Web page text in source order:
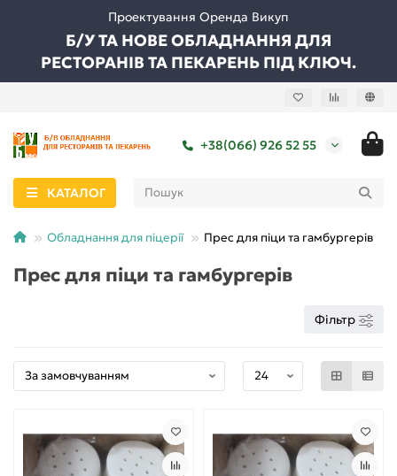
Проектування Оренда Викуп
Б/У ТА НОВЕ ОБЛАДНАННЯ ДЛЯ
РЕСТОРАНІВ ТА ПЕКАРЕНЬ ПІД КЛЮЧ.
+38(066) 926 52 55
КАТАЛОГ
Обладнання для піцерії Прес для піци та гамбургерів
Прес для піци та гамбургерів
Фільтр